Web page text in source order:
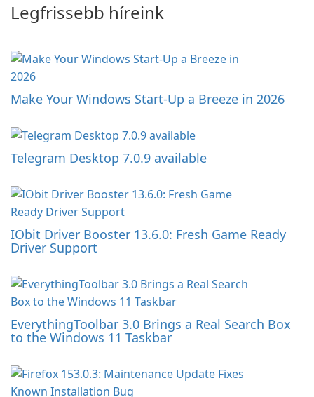
Legfrissebb híreink
Make Your Windows Start-Up a Breeze in 2026
Telegram Desktop 7.0.9 available
IObit Driver Booster 13.6.0: Fresh Game Ready
Driver Support
EverythingToolbar 3.0 Brings a Real Search Box
to the Windows 11 Taskbar